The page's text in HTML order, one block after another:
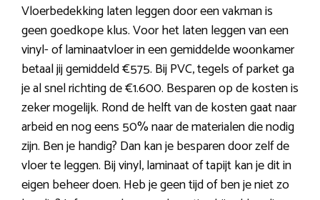
Vloerbedekking laten leggen door een vakman is
geen goedkope klus. Voor het laten leggen van een
vinyl- of laminaatvloer in een gemiddelde woonkamer
betaal jij gemiddeld €575. Bij PVC, tegels of parket ga
je al snel richting de €1.600. Besparen op de kosten is
zeker mogelijk. Rond de helft van de kosten gaat naar
arbeid en nog eens 50% naar de materialen die nodig
zijn. Ben je handig? Dan kan je besparen door zelf de
vloer te leggen. Bij vinyl, laminaat of tapijt kan je dit in
eigen beheer doen. Heb je geen tijd of ben je niet zo